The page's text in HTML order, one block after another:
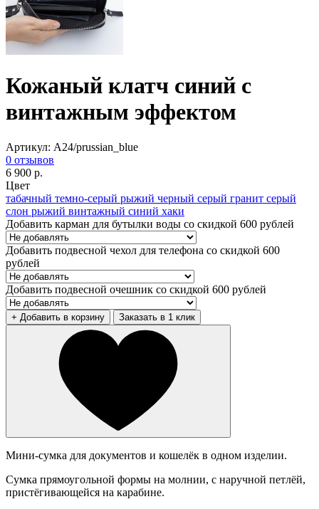
Кожаный клатч синий с
винтажным эффектом
Артикул: A24/prussian_blue
0 отзывов
6 900 р.
Цвет
табачный темно-серый рыжий черный серый гранит серый
слон рыжий винтажный синий хаки
Добавить карман для бутылки воды со скидкой 600 рублей
Добавить подвесной чехол для телефона со скидкой 600
рублей
Добавить подвесной очешник со скидкой 600 рублей
+ Добавить в корзину Заказать в 1 клик
Мини-сумка для документов и кошелёк в одном изделии.
Сумка прямоугольной формы на молнии, с наручной петлёй,
пристёгивающейся на карабине.